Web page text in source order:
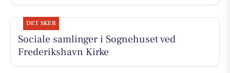
DET SKER
Sociale samlinger i Sognehuset ved
Frederikshavn Kirke